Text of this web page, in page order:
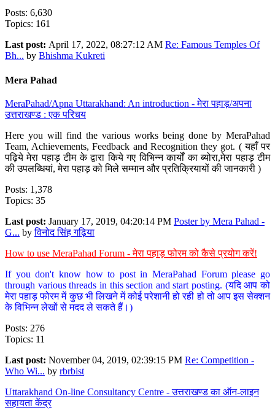
Posts: 6,630
Topics: 161
Last post: April 17, 2022, 08:27:12 AM Re: Famous Temples Of
Bh... by Bhishma Kukreti
Mera Pahad
MeraPahad/Apna Uttarakhand: An introduction - मेरा पहाड़/अपना
उत्तराखण्ड : एक परिचय
Here you will find the various works being done by MeraPahad
Team, Achievements, Feedback and Recognition they got. ( यहाँ पर
पढ़िये मेरा पहाड़ टीम के द्वारा किये गए विभिन्न कार्यों का ब्योरा,मेरा पहाड़ टीम
की उपलब्धियां, मेरा पहाड़ को मिले सम्मान और प्रतिक्रियायों की जानकारी )
Posts: 1,378
Topics: 35
Last post: January 17, 2019, 04:20:14 PM Poster by Mera Pahad -
G... byविनोद सिंह गढ़िया
How to use MeraPahad Forum - मेरा पहाड़ फोरम को कैसे प्रयोग करें!
If you don't know how to post in MeraPahad Forum please go
through various threads in this section and start posting. (यदि आप को
मेरा पहाड़ फोरम में कुछ भी लिखने में कोई परेशानी हो रही हो तो आप इस सेक्शन
के विभिन्न लेखों से मदद ले सकते हैं।)
Posts: 276
Topics: 11
Last post: November 04, 2019, 02:39:15 PM Re: Competition -
Who Wi... by rbrbist
Uttarakhand On-line Consultancy Centre - उत्तराखण्ड का ऑन-लाइन
सहायता केंद्र